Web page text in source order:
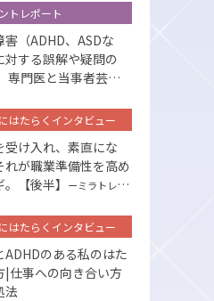
トレポート
害（ADHD、ASDな
対する誤解や疑問の
専門医と当事者芸人
はたらくインタビュー
受け入れ、素直にな
れが職業準備性を高め
【後半】
ーミラトレの
はたらくインタビュー
ADHDのある私のはた
|仕事への向き合い方
法